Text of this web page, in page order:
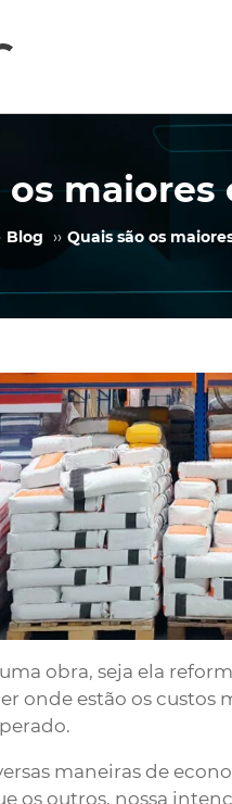
os
Blog ›› Quais são os
obra, seja ela
onde estão os custos
maneiras de
os outros, nossa